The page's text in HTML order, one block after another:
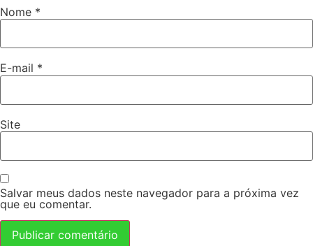
Nome *
E-mail *
Site
Salvar meus dados neste navegador para a próxima vez
que eu comentar.